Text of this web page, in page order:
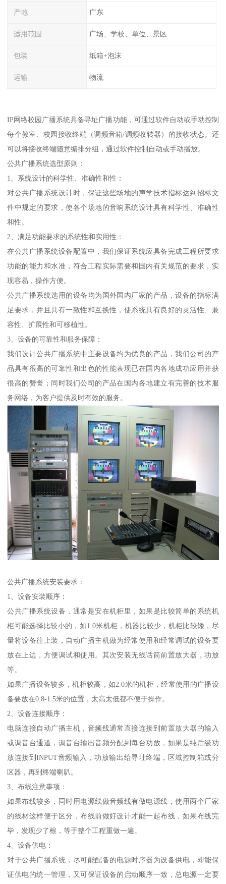
产地 广东
适用范围 广场、学校、单位、景区
包装 纸箱+泡沫
运输 物流
IP网络校园广播系统具备寻址广播功能，可通过软件自动或手动控制
每个教室、校园接收终端（调频音箱/调频收转器）的接收状态。还
可以将接收终端随意编排分组，通过软件控制自动或手动播放。
公共广播系统选型原则：
1、系统设计的科学性、准确性和性：
对公共广播系统设计时，保证这些场地的声学技术指标达到招标文
件中规定的要求，使各个场地的音响系统设计具有科学性、准确性
和性。
2、满足功能要求的系统性和实用性：
在公共广播系统设备配置中，我们保证系统应具备完成工程所要求
功能的能力和水准，符合工程实际需要和国内有关规范的要求，实
现容易，操作方便。
公共广播系统选用的设备均为国外国内厂家的产品，设备的指标满
足要求，并且具有一致性和互换性，使系统具有良好的灵活性、兼
容性、扩展性和可移植性。
3、设备的可靠性和服务保障：
我们设计公共广播系统中主要设备均为优良的产品，我们公司的产
品具有很高的可靠性和出色的性能表现已在国内各地成功应用并获
很高的赞誉；同时我们公司的产品在国内各地建立有完善的技术服
务网络，为客户提供及时有效的服务。
公共广播系统安装要求：
1、设备安装顺序：
公共广播系统设备，通常是安在机柜里，如果是比较简单的系统机
柜可能选择比较小的，如1.0米机柜，机器比较少，机柜比较矮，尽
量将设备往上装，自动广播主机做为经常使用和经常调试的设备要
放在上边，方便调试和使用。其次安装无线话筒前置放大器，功放
等。
如果广播设备较多，机柜较高，如2.0米的机柜，经常使用的广播设
备要放在0.8-1.5米的位置，太高太低都不便于操作。
2、设备连接顺序：
电脑连接自动广播主机，音频线通常直接连接到前置放大器的输入
或调音台通道，调音台输出音频分配到每台功放，如果是纯后级功
放连接到INPUT音频输入，功放输出给寻址终端，区域控制箱或分
区器，再到终端喇叭。
3、布线注意事项：
如果布线较多，同时用电源线做音频线有做电源线，使用两个厂家
的线材这样便于区分，布线前做好设计才能一起布线，如果布线完
毕，发现少了根，等于整个工程重做一遍。
4、设备供电：
对于公共广播系统，尽可能配备的电源时序器为设备供电，即能保
证供电的统一管理，又可保证设备的启动顺序一致，总电源一定要